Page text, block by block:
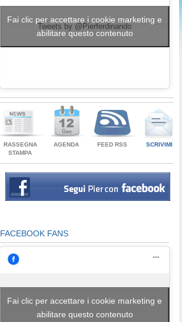
Tweets by @Pierferdinando
Fai clic per accettare i cookie marketing e
abilitare questo contenuto
RASSEGNA
STAMPA
AGENDA FEED RSS SCRIVIMI
FACEBOOK FANS
Fai clic per accettare i cookie marketing e
abilitare questo contenuto